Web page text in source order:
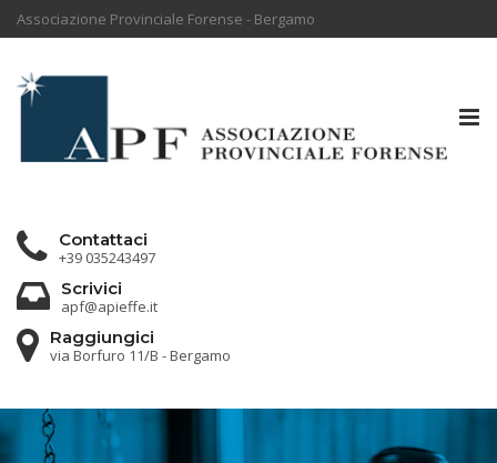
Associazione Provinciale Forense - Bergamo
Contattaci
+39 035243497
Scrivici
apf@apieffe.it
Raggiungici
via Borfuro 11/B - Bergamo